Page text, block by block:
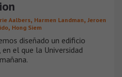
Aalbers, Harmen Landman, Jeroen
, Hong Siem
diseñado un edificio
en el que la Universidad